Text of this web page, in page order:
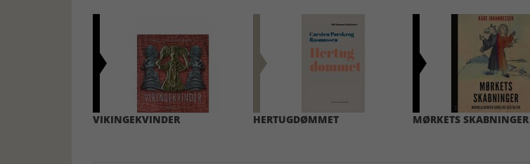
VIKINGEKVINDER HERTUGDØMMET MØRKETS SKABNINGER